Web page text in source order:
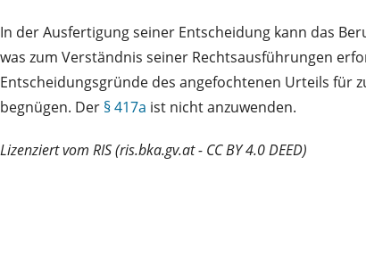
In der Ausfertigung seiner Entscheidung kann das
was zum Verständnis seiner Rechtsausführungen
Entscheidungsgründe des angefochtenen Urteils für
begnügen. Der § 417a ist nicht anzuwenden.
Lizenziert vom RIS (ris.bka.gv.at - CC BY 4.0 DEED)